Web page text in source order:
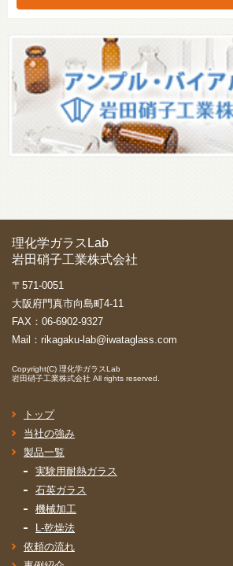
理化学ガラスLab
岩田硝子工業株式会社
〒571-0051
大阪府門真市向島町4-11
FAX：06-6902-9327
Mail： rikagaku-lab@iwataglass.com
Copyright(C) 理化学ガラスLab
岩田硝子工業株式会社 All rights reserved.
トップ
当社の強み
製品一覧
実験用耐熱ガラス
石英ガラス
機械加工
L-乾燥法
依頼の流れ